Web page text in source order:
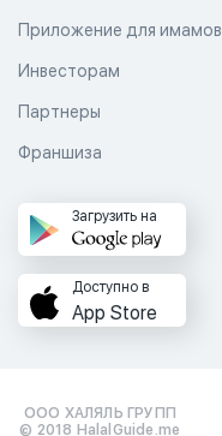
Приложение для имамов
Инвесторам
Партнеры
Франшиза
Загрузить на
Доступно в
App Store
ООО ХАЛЯЛЬ ГРУПП
© 2018 HalalGuide.me